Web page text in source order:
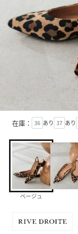
在庫： 36 あり 37 あり
ベージュ